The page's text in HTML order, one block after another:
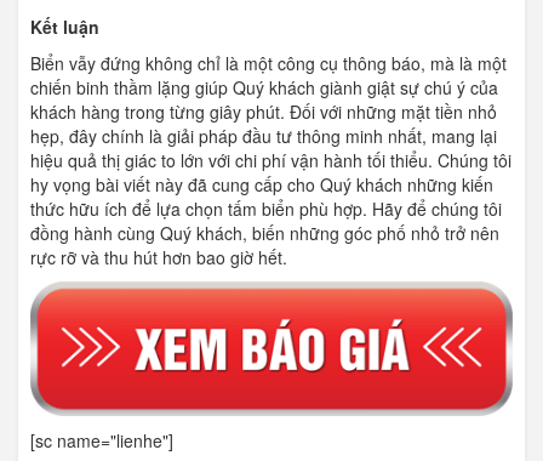
Kết luận
Biển vẫy đứng không chỉ là một công cụ thông báo, mà là một
chiến binh thầm lặng giúp Quý khách giành giật sự chú ý của
khách hàng trong từng giây phút. Đối với những mặt tiền nhỏ
hẹp, đây chính là giải pháp đầu tư thông minh nhất, mang lại
hiệu quả thị giác to lớn với chi phí vận hành tối thiểu. Chúng tôi
hy vọng bài viết này đã cung cấp cho Quý khách những kiến
thức hữu ích để lựa chọn tấm biển phù hợp. Hãy để chúng tôi
đồng hành cùng Quý khách, biến những góc phố nhỏ trở nên
rực rỡ và thu hút hơn bao giờ hết.
[sc name="lienhe"]